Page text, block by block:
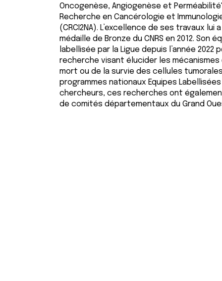
Oncogenèse, Angiogenèse et
Recherche en Cancérologie et
(CRCI2NA). L’excellence de ses travaux lui
médaille de Bronze du CNRS en 2012. Son
labellisée par la Ligue depuis l’année 2022
recherche visant élucider les
mort ou de la survie des cellules
programmes nationaux Equipes
chercheurs, ces recherches ont
de comités départementaux du Grand